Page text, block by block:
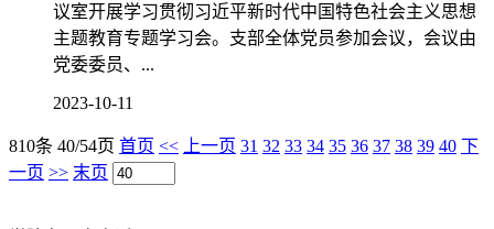
议室开展学习贯彻习近平新时代中国特色社会主义思想
主题教育专题学习会。支部全体党员参加会议，会议由
党委委员、...
2023-10-11
810条 40/54页 首页 << 上一页 31 32 33 34 35 36 37 38 39 40 下
一页 >> 末页